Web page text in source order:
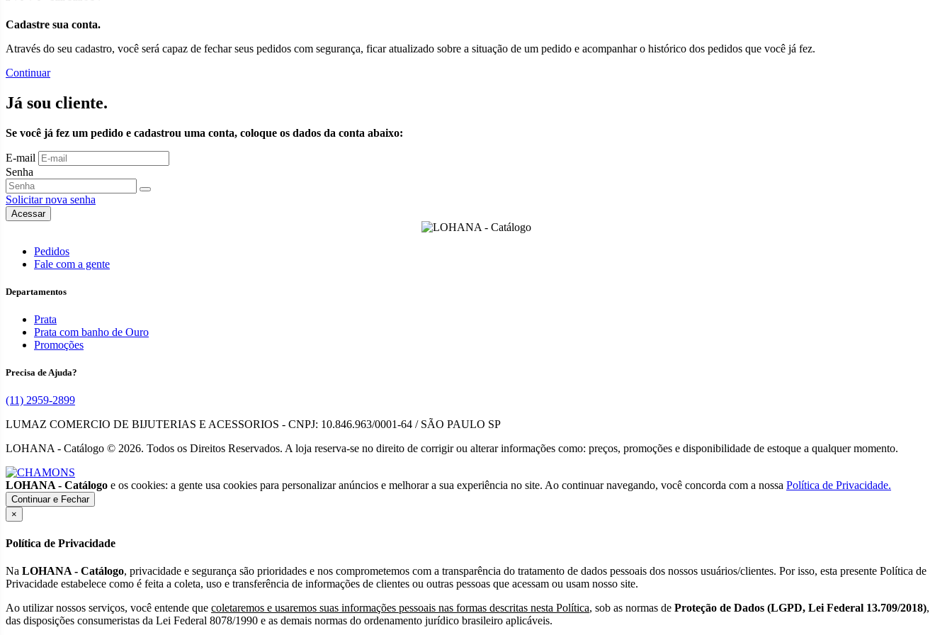
Cadastre sua conta.
Através do seu cadastro, você será capaz de fechar seus pedidos com segurança, ficar atualizado sobre a situação de um pedido e acompanhar o histórico dos pedidos que você já fez.
Continuar
Já sou cliente.
Se você já fez um pedido e cadastrou uma conta, coloque os dados da conta abaixo:
E-mail
Senha
Solicitar nova senha
Pedidos
Fale com a gente
Departamentos
Prata
Prata com banho de Ouro
Promoções
Precisa de Ajuda?
(11) 2959-2899
LUMAZ COMERCIO DE BIJUTERIAS E ACESSORIOS - CNPJ: 10.846.963/0001-64 / SÃO PAULO SP
LOHANA - Catálogo © 2026. Todos os Direitos Reservados. A loja reserva-se no direito de corrigir ou alterar informações como: preços, promoções e disponibilidade de estoque a qualquer momento.
LOHANA - Catálogo e os cookies: a gente usa cookies para personalizar anúncios e melhorar a sua experiência no site. Ao continuar navegando, você concorda com a nossa Política de Privacidade.
Continuar e Fechar
×
Política de Privacidade
Na LOHANA - Catálogo, privacidade e segurança são prioridades e nos comprometemos com a transparência do tratamento de dados pessoais dos nossos usuários/clientes. Por isso, esta presente Política de
Privacidade estabelece como é feita a coleta, uso e transferência de informações de clientes ou outras pessoas que acessam ou usam nosso site.
Ao utilizar nossos serviços, você entende que coletaremos e usaremos suas informações pessoais nas formas descritas nesta Política, sob as normas de Proteção de Dados (LGPD, Lei Federal 13.709/2018),
das disposições consumeristas da Lei Federal 8078/1990 e as demais normas do ordenamento jurídico brasileiro aplicáveis.